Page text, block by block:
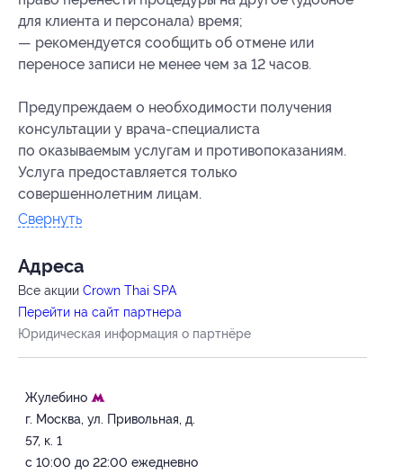
для клиента и персонала) время;
— рекомендуется сообщить об отмене или
переносе записи не менее чем за 12 часов.
Предупреждаем о необходимости получения
консультации у врача-специалиста
по оказываемым услугам и противопоказаниям.
Услуга предоставляется только
совершеннолетним лицам.
Свернуть
Адресa
Все акции Crown Thai SPA
Перейти на сайт партнера
Юридическая информация о партнёре
Жулебино
г. Москва, ул. Привольная, д.
57, к. 1
с 10:00 до 22:00 ежедневно